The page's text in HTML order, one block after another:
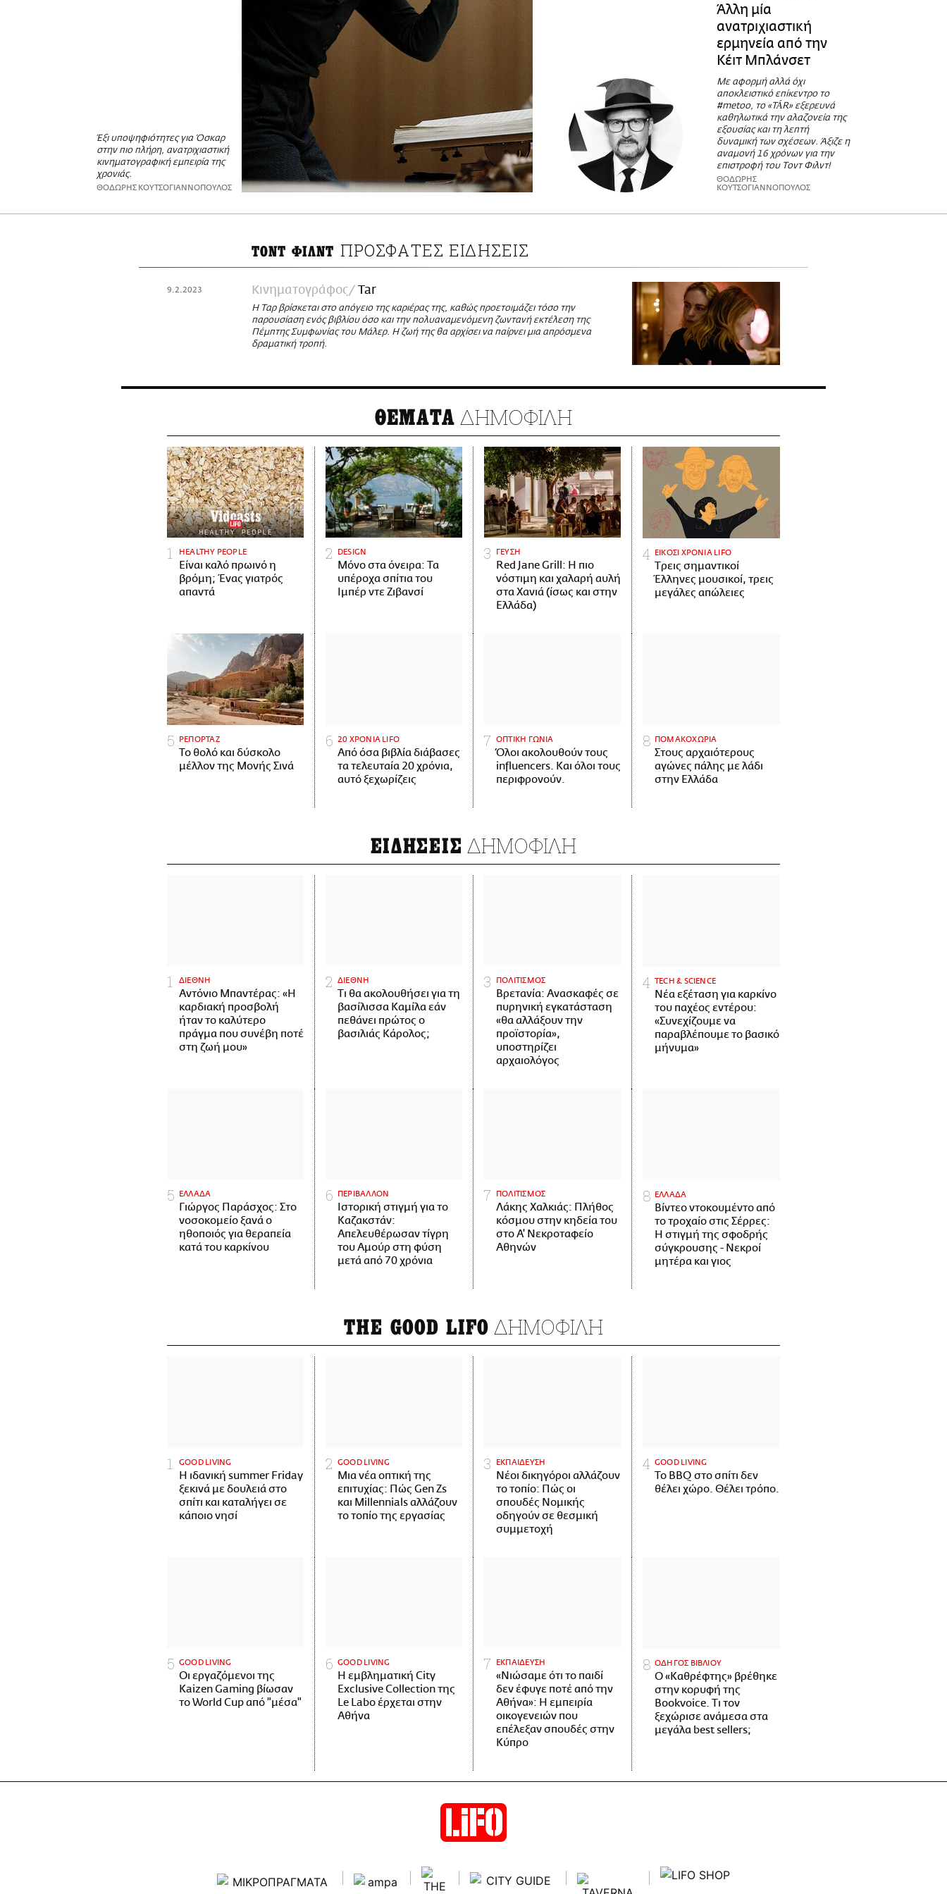
Έξι υποψηφιότητες για Όσκαρ
στην πιο πλήρη, ανατριχιαστική
κινηματογραφική εμπειρία της
χρονιάς.
ΘΟΔΩΡΗΣ ΚΟΥΤΣΟΓΙΑΝΝΟΠΟΥΛΟΣ
Άλλη μία
ανατριχιαστική
ερμηνεία από την
Κέιτ Μπλάνσετ
Με αφορμή αλλά όχι
αποκλειστικό επίκεντρο το
#metoo, το «TÁR» εξερευνά
καθηλωτικά την αλαζονεία της
εξουσίας και τη λεπτή
δυναμική των σχέσεων. Άξιζε η
αναμονή 16 χρόνων για την
επιστροφή του Τοντ Φιλντ!
ΘΟΔΩΡΗΣ
ΚΟΥΤΣΟΓΙΑΝΝΟΠΟΥΛΟΣ
ΤΟΝΤ ΦΙΛΝΤ ΠΡΟΣΦΑΤΕΣ ΕΙΔΗΣΕΙΣ
9.2.2023 Κινηματογράφος Tar
Η Ταρ βρίσκεται στο απόγειο της καριέρας της, καθώς προετοιμάζει τόσο την
παρουσίαση ενός βιβλίου όσο και την πολυαναμενόμενη ζωντανή εκτέλεση της
Πέμπτης Συμφωνίας του Μάλερ. Η ζωή της θα αρχίσει να παίρνει μια απρόσμενα
δραματική τροπή.
ΘΕΜΑΤΑ ΔΗΜΟΦΙΛΗ
HEALTHY PEOPLE
Είναι καλό πρωινό η
βρόμη; Ένας γιατρός
απαντά
DESIGN
Μόνο στα όνειρα: Τα
υπέροχα σπίτια του
Ιμπέρ ντε Ζιβανσί
ΓΕΥΣΗ
Red Jane Grill: Η πιο
νόστιμη και χαλαρή αυλή
στα Χανιά (ίσως και στην
Ελλάδα)
ΕΙΚΟΣΙ ΧΡΟΝΙΑ LIFO
Tρεις σημαντικοί
Έλληνες μουσικοί, τρεις
μεγάλες απώλειες
ΡΕΠΟΡΤΑΖ
Το θολό και δύσκολο
μέλλον της Μονής Σινά
20 ΧΡΟΝΙΑ LIFO
Από όσα βιβλία διάβασες
τα τελευταία 20 χρόνια,
αυτό ξεχωρίζεις
ΟΠΤΙΚΗ ΓΩΝΙΑ
Όλοι ακολουθούν τους
influencers. Και όλοι τους
περιφρονούν.
ΠΟΜΑΚΟΧΩΡΙΑ
Στους αρχαιότερους
αγώνες πάλης με λάδι
στην Ελλάδα
ΕΙΔΗΣΕΙΣ ΔΗΜΟΦΙΛΗ
ΔΙΕΘΝΗ
Αντόνιο Μπαντέρας: «Η
καρδιακή προσβολή
ήταν το καλύτερο
πράγμα που συνέβη ποτέ
στη ζωή μου»
ΔΙΕΘΝΗ
Τι θα ακολουθήσει για τη
βασίλισσα Καμίλα εάν
πεθάνει πρώτος ο
βασιλιάς Κάρολος;
ΠΟΛΙΤΙΣΜΟΣ
Βρετανία: Ανασκαφές σε
πυρηνική εγκατάσταση
«θα αλλάξουν την
προϊστορία»,
υποστηρίζει
αρχαιολόγος
ΤECH & SCIENCE
Νέα εξέταση για καρκίνο
του παχέος εντέρου:
«Συνεχίζουμε να
παραβλέπουμε το βασικό
μήνυμα»
ΕΛΛΑΔΑ
Γιώργος Παράσχος: Στο
νοσοκομείο ξανά ο
ηθοποιός για θεραπεία
κατά του καρκίνου
ΠΕΡΙΒΑΛΛΟΝ
Ιστορική στιγμή για το
Καζακστάν:
Απελευθέρωσαν τίγρη
του Αμούρ στη φύση
μετά από 70 χρόνια
ΠΟΛΙΤΙΣΜΟΣ
Λάκης Χαλκιάς: Πλήθος
κόσμου στην κηδεία του
στο Α' Νεκροταφείο
Αθηνών
ΕΛΛΑΔΑ
Βίντεο ντοκουμέντο από
το τροχαίο στις Σέρρες:
Η στιγμή της σφοδρής
σύγκρουσης - Νεκροί
μητέρα και γιος
THE GOOD LIFO ΔΗΜΟΦΙΛΗ
GOOD LIVING
Η ιδανική summer Friday
ξεκινά με δουλειά στο
σπίτι και καταλήγει σε
κάποιο νησί
GOOD LIVING
Μια νέα οπτική της
επιτυχίας: Πώς Gen Zs
και Millennials αλλάζουν
το τοπίο της εργασίας
ΕΚΠΑΙΔΕΥΣΗ
Νέοι δικηγόροι αλλάζουν
το τοπίο: Πώς οι
σπουδές Νομικής
οδηγούν σε θεσμική
συμμετοχή
GOOD LIVING
Το BBQ στο σπίτι δεν
θέλει χώρο. Θέλει τρόπο.
GOOD LIVING
Οι εργαζόμενοι της
Kaizen Gaming βίωσαν
το World Cup από "μέσα"
GOOD LIVING
Η εμβληματική City
Exclusive Collection της
Le Labo έρχεται στην
Αθήνα
ΕΚΠΑΙΔΕΥΣΗ
«Νιώσαμε ότι το παιδί
δεν έφυγε ποτέ από την
Αθήνα»: Η εμπειρία
οικογενειών που
επέλεξαν σπουδές στην
Κύπρο
ΟΔΗΓΟΣ ΒΙΒΛΙΟΥ
Ο «Καθρέφτης» βρέθηκε
στην κορυφή της
Bookvoice. Τι τον
ξεχώρισε ανάμεσα στα
μεγάλα best sellers;